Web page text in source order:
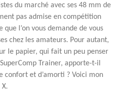
du marché avec ses 48 mm de
pas admise en compétition
que l’on vous demande de vous
chez les amateurs. Pour autant,
le papier, qui fait un peu penser
Trainer, apporte-t-il
confort et d’amorti ? Voici mon